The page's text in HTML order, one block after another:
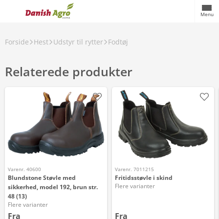
Menu
Forside Hest Udstyr til rytter Fodtøj
Relaterede produkter
Varenr. 40600
Blundstone Støvle med
sikkerhed, model 192, brun str.
48 (13)
Flere varianter
Fra
Varenr. 7011215
Fritidsstøvle i skind
Flere varianter
Fra